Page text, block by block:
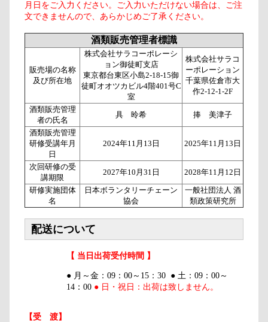
月日をご入力ください。ご入力いただけない場合は、ご注
文できませんので、あらかじめご了承ください。
酒類販売管理者標識
販売場の名称
及び所在地
株式会社サラコーポレーシ
ョン御徒町支店
東京都台東区小島2-18-15御
徒町オオツカビル4階401号C
室
株式会社サラコ
ーポレーション
千葉県佐倉市大
作2-12-1-2F
酒類販売管理
者の氏名
具 昤希
捧 美津子
酒類販売管理
研修受講年月
日
2024年11月13日 2025年11月13日
次回研修の受
講期限
2027年10月31日
2028年11月12日
研修実施団体
名
日本ボランタリーチェーン
協会
一般社団法人 酒
類政策研究所
配送について
【 当日出荷受付時間 】
● 月～金：09：00～15：30 ● 土：09：00～
14：00 ● 日・祝日：出荷は致しません。
【受 渡】